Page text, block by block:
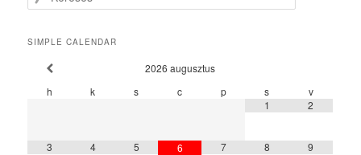
SIMPLE CALENDAR
2026 augusztus
h
k s c p s
v
1
2
3 4 5 6 7 8 9